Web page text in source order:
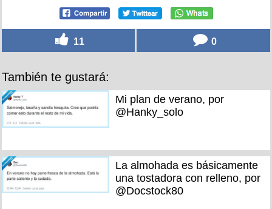
11 0
También te gustará:
Mi plan de verano, por
@Hanky_solo
La almohada es básicamente
una tostadora con relleno, por
@Docstock80